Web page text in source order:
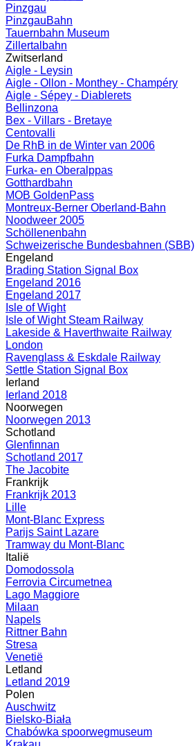
Pinzgau
PinzgauBahn
Tauernbahn Museum
Zillertalbahn
Zwitserland
Aigle - Leysin
Aigle - Ollon - Monthey - Champéry
Aigle - Sépey - Diablerets
Bellinzona
Bex - Villars - Bretaye
Centovalli
De RhB in de Winter van 2006
Furka Dampfbahn
Furka- en Oberalppas
Gotthardbahn
MOB GoldenPass
Montreux-Berner Oberland-Bahn
Noodweer 2005
Schöllenenbahn
Schweizerische Bundesbahnen (SBB)
Engeland
Brading Station Signal Box
Engeland 2016
Engeland 2017
Isle of Wight
Isle of Wight Steam Railway
Lakeside & Haverthwaite Railway
London
Ravenglass & Eskdale Railway
Settle Station Signal Box
Ierland
Ierland 2018
Noorwegen
Noorwegen 2013
Schotland
Glenfinnan
Schotland 2017
The Jacobite
Frankrijk
Frankrijk 2013
Lille
Mont-Blanc Express
Parijs Saint Lazare
Tramway du Mont-Blanc
Italië
Domodossola
Ferrovia Circumetnea
Lago Maggiore
Milaan
Napels
Rittner Bahn
Stresa
Venetië
Letland
Letland 2019
Polen
Auschwitz
Bielsko-Biała
Chabówka spoorwegmuseum